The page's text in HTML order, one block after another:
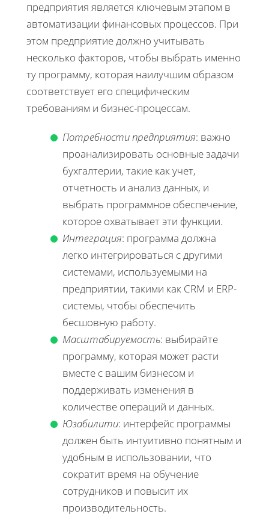
предприятия является ключевым этапом в
автоматизации финансовых процессов. При
этом предприятие должно учитывать
несколько факторов, чтобы выбрать именно
ту программу, которая наилучшим образом
соответствует его специфическим
требованиям и бизнес-процессам.
Потребности предприятия: важно
проанализировать основные задачи
бухгалтерии, такие как учет,
отчетность и анализ данных, и
выбрать программное обеспечение,
которое охватывает эти функции.
Интеграция: программа должна
легко интегрироваться с другими
системами, используемыми на
предприятии, такими как CRM и ERP-
системы, чтобы обеспечить
бесшовную работу.
Масштабируемость: выбирайте
программу, которая может расти
вместе с вашим бизнесом и
поддерживать изменения в
количестве операций и данных.
Юзабилити: интерфейс программы
должен быть интуитивно понятным и
удобным в использовании, что
сократит время на обучение
сотрудников и повысит их
производительность.